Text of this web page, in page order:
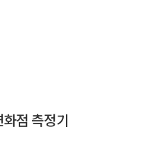
점 측정기